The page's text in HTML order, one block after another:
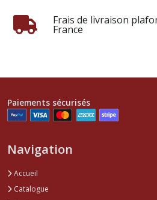
Frais de livraison
France
Paiements sécurisés
Navigation
Accueil
Catalogue